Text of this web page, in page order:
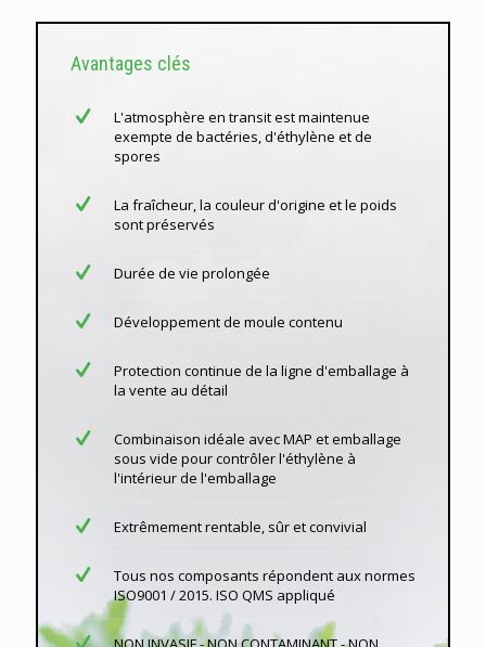
Avantages clés
L'atmosphère en transit est maintenue
exempte de bactéries, d'éthylène et de
spores
La fraîcheur, la couleur d'origine et le poids
sont préservés
Durée de vie prolongée
Développement de moule contenu
Protection continue de la ligne d'emballage à
la vente au détail
Combinaison idéale avec MAP et emballage
sous vide pour contrôler l'éthylène à
l'intérieur de l'emballage
Extrêmement rentable, sûr et convivial
Tous nos composants répondent aux normes
ISO9001 / 2015. ISO QMS appliqué